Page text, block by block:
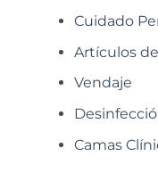
Cuidado
Artículos
Vendaje
Camas